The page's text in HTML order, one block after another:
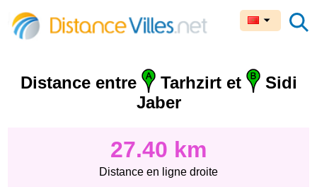
Distance entre Tarhzirt et
Sidi
Jaber
27.40 km
Distance en ligne droite